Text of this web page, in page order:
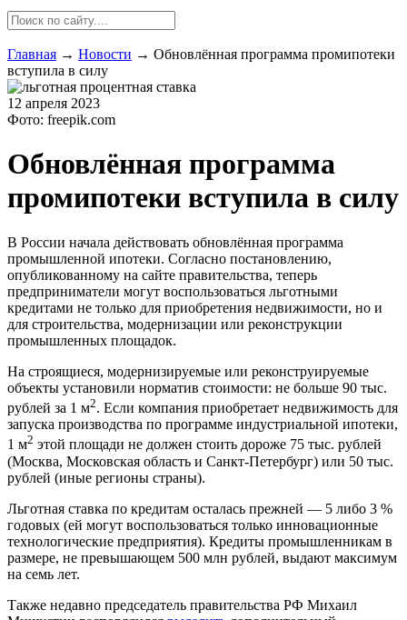
Главная → Новости → Обновлённая программа промипотеки
вступила в силу
12 апреля 2023
Фото: freepik.com
Обновлённая программа
промипотеки вступила в силу
В России начала действовать обновлённая программа
промышленной ипотеки. Согласно постановлению,
опубликованному на сайте правительства, теперь
предприниматели могут воспользоваться льготными
кредитами не только для приобретения недвижимости, но и
для строительства, модернизации или реконструкции
промышленных площадок.
На строящиеся, модернизируемые или реконструируемые
объекты установили норматив стоимости: не больше 90 тыс.
рублей за 1 м2. Если компания приобретает недвижимость для
запуска производства по программе индустриальной ипотеки,
1 м2 этой площади не должен стоить дороже 75 тыс. рублей
(Москва, Московская область и Санкт-Петербург) или 50 тыс.
рублей (иные регионы страны).
Льготная ставка по кредитам осталась прежней — 5 либо 3 %
годовых (ей могут воспользоваться только инновационные
технологические предприятия). Кредиты промышленникам в
размере, не превышающем 500 млн рублей, выдают максимум
на семь лет.
Также недавно председатель правительства РФ Михаил